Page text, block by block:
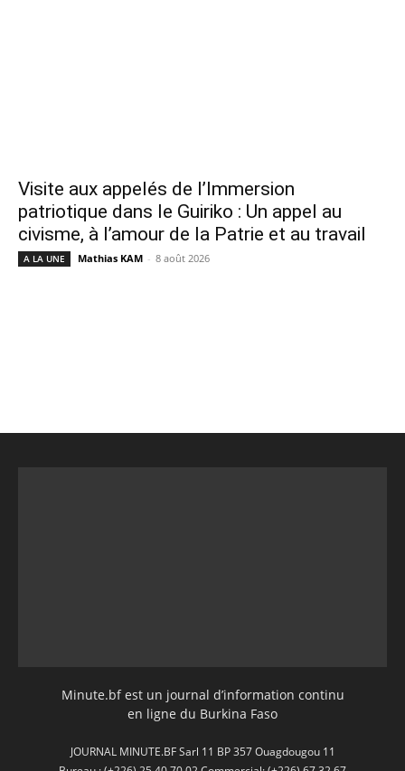
Visite aux appelés de l’Immersion
patriotique dans le Guiriko : Un appel au
civisme, à l’amour de la Patrie et au travail
A LA UNE Mathias KAM - 8 août 2026
Minute.bf est un journal d’information continu
en ligne du Burkina Faso
JOURNAL MINUTE.BF Sarl 11 BP 357 Ouagdougou 11